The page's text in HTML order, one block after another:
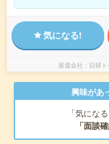
気になる!
派遣会社 日研
興味があ
「気にな
「面談